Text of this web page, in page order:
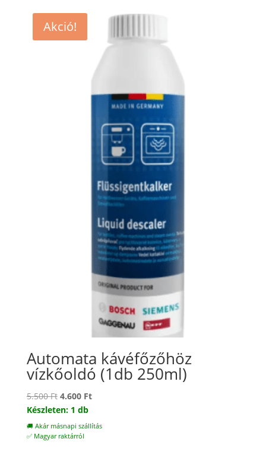
Akció!
Automata kávéfőzőhöz
vízkőoldó (1db 250ml)
5.500Ft Original
price
was:
5.500 Ft.
4.600 FtCurrent
is:
Készleten: 1 db
🚚 Akár másnapi szállítás
✅ Magyar raktárról